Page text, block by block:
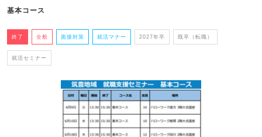
基本コース
終了 全般 面接対策 就活マナー 2027年卒 既卒（転職）
就活セミナー